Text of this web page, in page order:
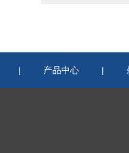
| 产品中心 |